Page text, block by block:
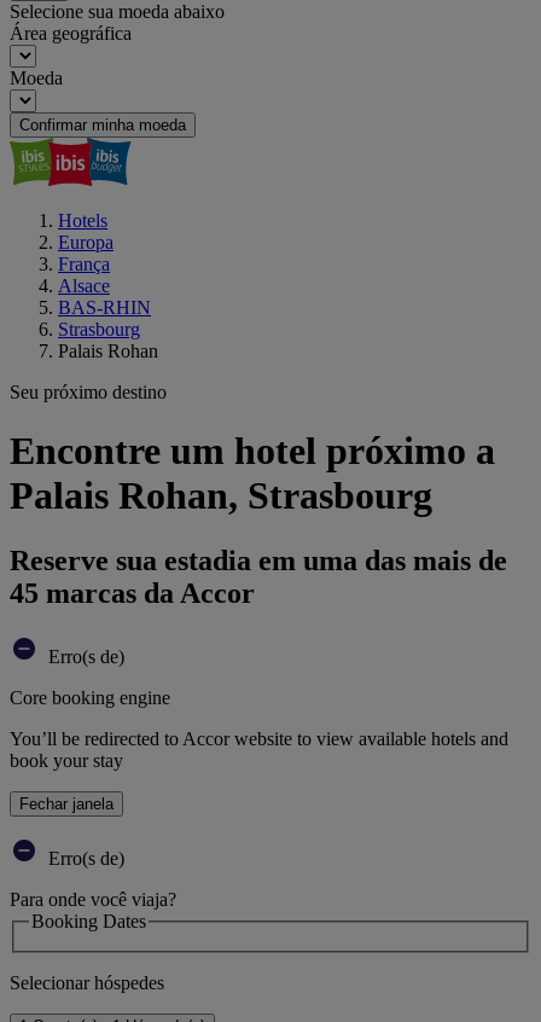
Selecione sua moeda abaixo
Área geográfica
Moeda
Confirmar minha moeda
Hotels
Europa
França
Alsace
BAS-RHIN
Strasbourg
Palais Rohan
Seu próximo destino
Encontre um hotel próximo a
Palais Rohan, Strasbourg
Reserve sua estadia em uma das mais de
45 marcas da Accor
Erro(s de)
Core booking engine
You’ll be redirected to Accor website to view available hotels and
book your stay
Fechar janela
Erro(s de)
Para onde você viaja?
Booking Dates
Selecionar hóspedes